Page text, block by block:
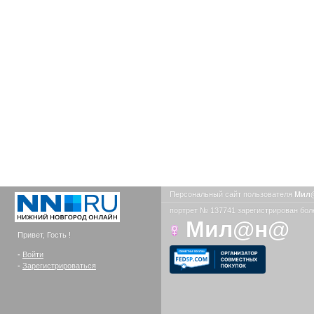
Привет, Гость !
- Войти
- Зарегистрироваться
Персональный сайт пользователя
портрет № 137741 зарегистрирован
Мил@н@